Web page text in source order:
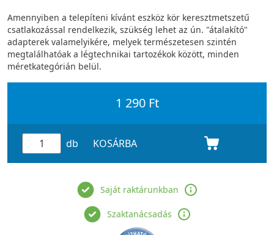
Amennyiben a telepíteni kívánt eszköz kör keresztmetszetű
csatlakozással rendelkezik, szükség lehet az ún. "átalakító"
adapterek valamelyikére, melyek természetesen szintén
megtalálhatóak a légtechnikai tartozékok között, minden
méretkategórián belül.
1 290 Ft
db KOSÁRBA
Saját raktárunkban
Szaktanácsadás